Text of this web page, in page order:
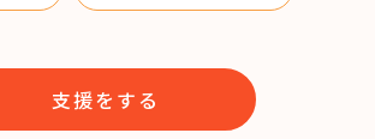
支援をする